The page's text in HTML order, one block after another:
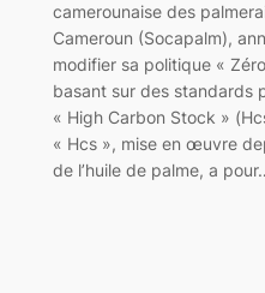
camerounaise des
Cameroun (Socapalm),
modifier sa politique «
basant sur des standards
« High Carbon Stock »
« Hcs », mise en œuvre
de l’huile de palme, a